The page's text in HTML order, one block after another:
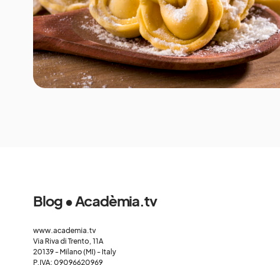
Blog • Acadèmia.tv
www.academia.tv
Via Riva di Trento, 11A
20139 - Milano (MI) - Italy
P.IVA: 09096620969